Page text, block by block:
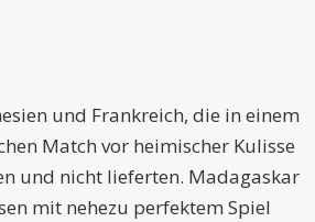
und Frankreich, die in einem
Match vor heimischer Kulisse
und nicht lieferten. Madagaskar
mit nehezu perfektem Spiel